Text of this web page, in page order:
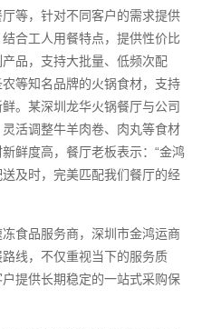
等，针对不同客户的需求提供
合工人用餐特点，提供性价比
品，支持大批量、低频次配
等知名品牌的火锅食材，支持
。某深圳龙华火锅餐厅与公司
活调整牛羊肉卷、肉丸等食材
鲜度高，餐厅老板表示：“金鸿
及时，完美匹配我们餐厅的经
食品服务商，深圳市金鸿运商
线，不仅重视当下的服务质
提供长期稳定的一站式采购保